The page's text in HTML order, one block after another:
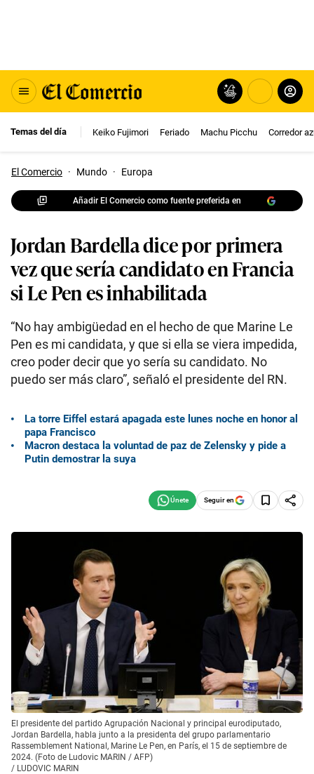
Temas del día Keiko Fujimori Feriado Machu Picchu Corredor
El Comercio · Mundo · Europa
Añadir El Comercio como fuente preferida en
Jordan Bardella dice por primera
vez que sería candidato en Francia
si Le Pen es inhabilitada
“No hay ambigüedad en el hecho de que Marine Le
Pen es mi candidata, y que si ella se viera impedida,
creo poder decir que yo sería su candidato. No
puedo ser más claro”, señaló el presidente del RN.
La torre Eiffel estará apagada este lunes noche en honor al
papa Francisco
Macron destaca la voluntad de paz de Zelensky y pide a
Putin demostrar la suya
Seguir en
El presidente del partido Agrupación Nacional y principal eurodiputado,
Jordan Bardella, habla junto a la presidenta del grupo parlamentario
Rassemblement National, Marine Le Pen, en París, el 15 de septiembre de
2024. (Foto de Ludovic MARIN / AFP)
/ LUDOVIC MARIN